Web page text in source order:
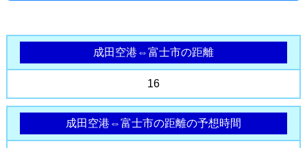
オプショ
成田空港⇔富士市の距離
16
成田空港⇔富士市の距離の予想時間